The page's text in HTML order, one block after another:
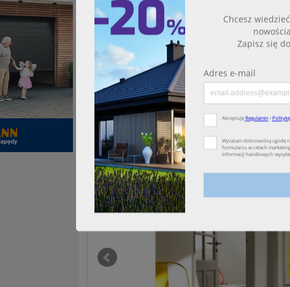
Proste decyzje, realny
Dostęp do światła dziennego jest jedną z
psychicznego, co potwierdzają badania z
możemy realnie decydować o tym, ile
okien, reorganizacja przestrzeni czy częstsze
nastroju. Jak podkreśla psycholog, poprawa
doprowadzenie większej ilości światła dziennego